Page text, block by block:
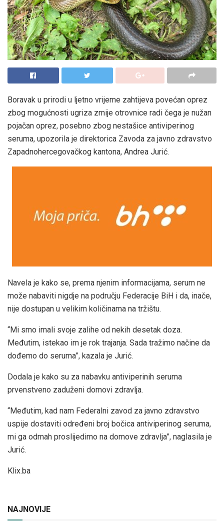
Boravak u prirodi u ljetno vrijeme zahtijeva povećan oprez
zbog mogućnosti ugriza zmije otrovnice radi čega je nužan
pojačan oprez, posebno zbog nestašice antiviperinog
seruma, upozorila je direktorica Zavoda za javno zdravstvo
Zapadnohercegovačkog kantona, Andrea Jurić.
Navela je kako se, prema njenim informacijama, serum ne
može nabaviti nigdje na području Federacije BiH i da, inače,
nije dostupan u velikim količinama na tržištu.
“Mi smo imali svoje zalihe od nekih desetak doza.
Međutim, istekao im je rok trajanja. Sada tražimo načine da
dođemo do seruma”, kazala je Jurić.
Dodala je kako su za nabavku antiviperinih seruma
prvenstveno zaduženi domovi zdravlja.
“Međutim, kad nam Federalni zavod za javno zdravstvo
uspije dostaviti određeni broj bočica antiviperinog seruma,
mi ga odmah proslijedimo na domove zdravlja”, naglasila je
Jurić.
Klix.ba
NAJNOVIJE